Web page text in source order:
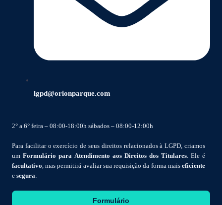
lgpd@orionparque.com
2° a 6° feira – 08:00-18:00h sábados – 08:00-12:00h
Para facilitar o exercício de seus direitos relacionados à LGPD, criamos
um Formulário para Atendimento aos Direitos dos Titulares . Ele é
facultativo , mas permitirá avaliar sua requisição da forma mais eficiente
e segura:
Formulário